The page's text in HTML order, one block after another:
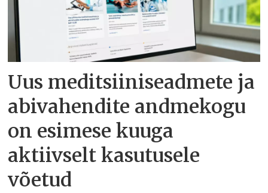
Uus meditsiiniseadmete ja
abivahendite andmekogu
on esimese kuuga
aktiivselt kasutusele
võetud